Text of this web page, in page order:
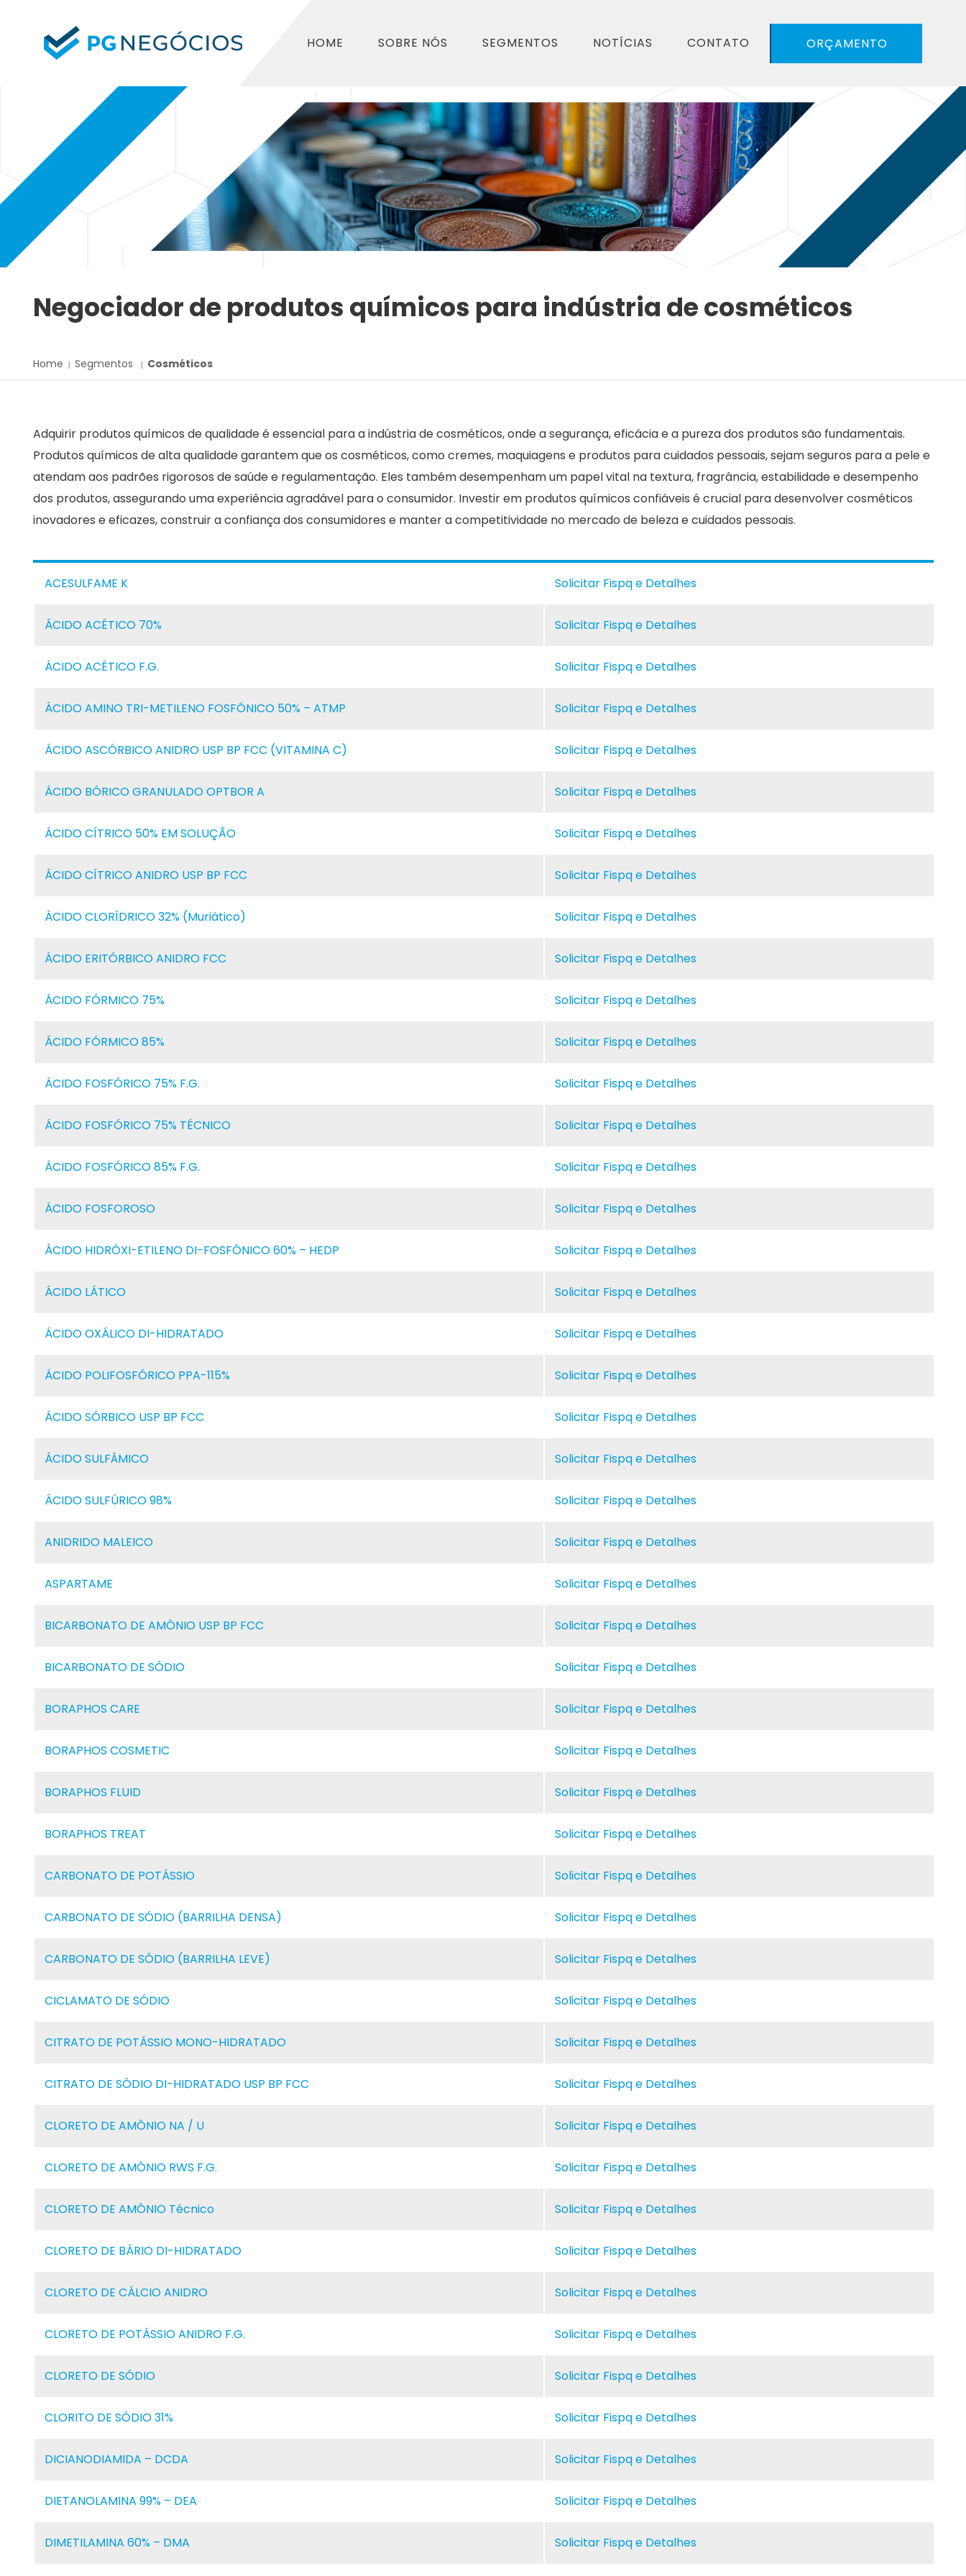
HOME SOBRE NÓS SEGMENTOS NOTÍCIAS CONTATO ORÇAMENTO
Negociador de produtos químicos para indústria de cosméticos
Home Segmentos Cosméticos
Adquirir produtos químicos de qualidade é essencial para a indústria de cosméticos, onde a segurança, eficácia e a pureza dos produtos são fundamentais.
Produtos químicos de alta qualidade garantem que os cosméticos, como cremes, maquiagens e produtos para cuidados pessoais, sejam seguros para a pele e
atendam aos padrões rigorosos de saúde e regulamentação. Eles também desempenham um papel vital na textura, fragrância, estabilidade e desempenho
dos produtos, assegurando uma experiência agradável para o consumidor. Investir em produtos químicos confiáveis é crucial para desenvolver cosméticos
inovadores e eficazes, construir a confiança dos consumidores e manter a competitividade no mercado de beleza e cuidados pessoais.
ACESULFAME K Solicitar Fispq e Detalhes
ÁCIDO ACÉTICO 70% Solicitar Fispq e Detalhes
ÁCIDO ACÉTICO F.G. Solicitar Fispq e Detalhes
ÁCIDO AMINO TRI-METILENO FOSFÔNICO 50% – ATMP Solicitar Fispq e Detalhes
ÁCIDO ASCÓRBICO ANIDRO USP BP FCC (VITAMINA C) Solicitar Fispq e Detalhes
ÁCIDO BÓRICO GRANULADO OPTBOR A Solicitar Fispq e Detalhes
ÁCIDO CÍTRICO 50% EM SOLUÇÃO Solicitar Fispq e Detalhes
ÁCIDO CÍTRICO ANIDRO USP BP FCC Solicitar Fispq e Detalhes
ÁCIDO CLORÍDRICO 32% (Muriático) Solicitar Fispq e Detalhes
ÁCIDO ERITÓRBICO ANIDRO FCC Solicitar Fispq e Detalhes
ÁCIDO FÓRMICO 75% Solicitar Fispq e Detalhes
ÁCIDO FÓRMICO 85% Solicitar Fispq e Detalhes
ÁCIDO FOSFÓRICO 75% F.G. Solicitar Fispq e Detalhes
ÁCIDO FOSFÓRICO 75% TÉCNICO Solicitar Fispq e Detalhes
ÁCIDO FOSFÓRICO 85% F.G. Solicitar Fispq e Detalhes
ÁCIDO FOSFOROSO Solicitar Fispq e Detalhes
ÁCIDO HIDRÓXI-ETILENO DI-FOSFÔNICO 60% – HEDP Solicitar Fispq e Detalhes
ÁCIDO LÁTICO Solicitar Fispq e Detalhes
ÁCIDO OXÁLICO DI-HIDRATADO Solicitar Fispq e Detalhes
ÁCIDO POLIFOSFÓRICO PPA-115% Solicitar Fispq e Detalhes
ÁCIDO SÓRBICO USP BP FCC Solicitar Fispq e Detalhes
ÁCIDO SULFÂMICO Solicitar Fispq e Detalhes
ÁCIDO SULFÚRICO 98% Solicitar Fispq e Detalhes
ANIDRIDO MALEICO Solicitar Fispq e Detalhes
ASPARTAME Solicitar Fispq e Detalhes
BICARBONATO DE AMÔNIO USP BP FCC Solicitar Fispq e Detalhes
BICARBONATO DE SÓDIO Solicitar Fispq e Detalhes
BORAPHOS CARE Solicitar Fispq e Detalhes
BORAPHOS COSMETIC Solicitar Fispq e Detalhes
BORAPHOS FLUID Solicitar Fispq e Detalhes
BORAPHOS TREAT Solicitar Fispq e Detalhes
CARBONATO DE POTÁSSIO Solicitar Fispq e Detalhes
CARBONATO DE SÓDIO (BARRILHA DENSA) Solicitar Fispq e Detalhes
CARBONATO DE SÓDIO (BARRILHA LEVE) Solicitar Fispq e Detalhes
CICLAMATO DE SÓDIO Solicitar Fispq e Detalhes
CITRATO DE POTÁSSIO MONO-HIDRATADO Solicitar Fispq e Detalhes
CITRATO DE SÓDIO DI-HIDRATADO USP BP FCC Solicitar Fispq e Detalhes
CLORETO DE AMÔNIO NA / U Solicitar Fispq e Detalhes
CLORETO DE AMÔNIO RWS F.G. Solicitar Fispq e Detalhes
CLORETO DE AMÔNIO Técnico Solicitar Fispq e Detalhes
CLORETO DE BÁRIO DI-HIDRATADO Solicitar Fispq e Detalhes
CLORETO DE CÁLCIO ANIDRO Solicitar Fispq e Detalhes
CLORETO DE POTÁSSIO ANIDRO F.G. Solicitar Fispq e Detalhes
CLORETO DE SÓDIO Solicitar Fispq e Detalhes
CLORITO DE SÓDIO 31% Solicitar Fispq e Detalhes
DICIANODIAMIDA – DCDA Solicitar Fispq e Detalhes
DIETANOLAMINA 99% – DEA Solicitar Fispq e Detalhes
DIMETILAMINA 60% – DMA Solicitar Fispq e Detalhes